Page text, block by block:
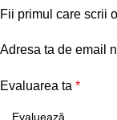
Fii primul care scrii
Adresa ta de email
Evaluarea ta *